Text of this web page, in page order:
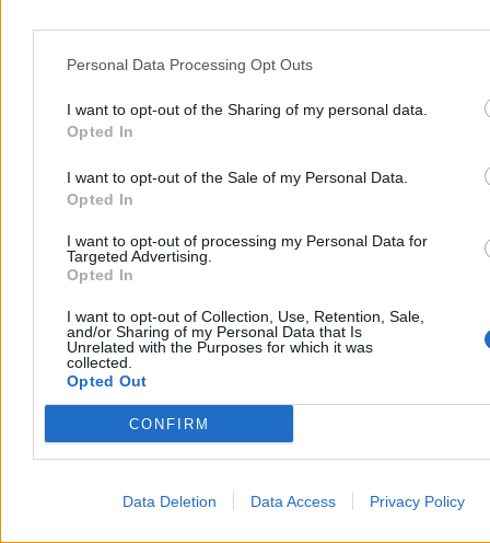
Personal Data Processing Opt Outs
I want to opt-out of the Sharing of my personal data.
Opted In
I want to opt-out of the Sale of my Personal Data.
Opted In
I want to opt-out of processing my Personal Data for
Targeted Advertising.
Opted In
I want to opt-out of Collection, Use, Retention, Sale,
and/or Sharing of my Personal Data that Is
Unrelated with the Purposes for which it was
collected.
Opted Out
CONFIRM
Data Deletion Data Access Privacy Policy
O krok od katastrofy na niemieckim lotnisku.
MSW mówi o „nowej jakości zagrożenia”
Szef niemieckiego MSW Alexander Dobrindt ostrzega przed
nowym etapem wojny hybrydowej po odnalezieniu uzbrojonego
drona na lotnisku w Lipsku. Eksperci nie wykluczają udziału